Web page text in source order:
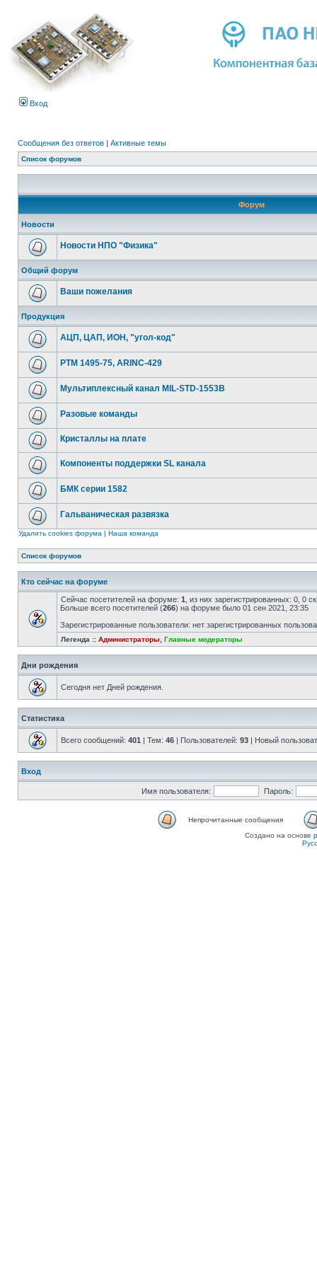
Вход
Сообщения без ответов | Активные темы
Список форумов
Форум
Новости
Новости НПО "Физика"
Общий форум
Ваши пожелания
Продукция
АЦП, ЦАП, ИОН, "угол-код"
РТМ 1495-75, ARINC-429
Мультиплексный канал MIL-STD-1553B
Разовые команды
Кристаллы на плате
Компоненты поддержки SL канала
БМК серии 1582
Гальваническая развязка
Удалить cookies форума | Наша команда
Список форумов
Кто сейчас на форуме
Сейчас посетителей на форуме: 1 , из них зарегистрированных: 0, 0
Больше всего посетителей (266) на форуме было 01 сен 2021, 23:35
Зарегистрированные пользователи: нет зарегистрированных
Легенда :: Администраторы Главные модераторы
Дни рождения
Сегодня нет Дней рождения.
Статистика
Всего сообщений: 401 | Тем: 46 | Пользователей: 93 | Новый
Вход
Имя пользователя: Пароль:
Непрочитанные сообщения
Создано на основе